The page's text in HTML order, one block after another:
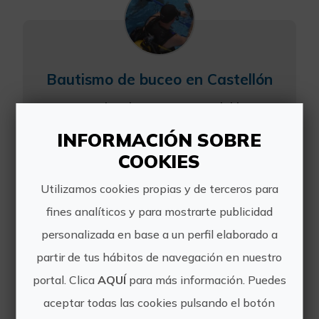
Bautismo de buceo en Castellón
Ven a probar la experiencia del buceo
Realizaremos la primera toma de
contacto en piscina, y si te sientes
seguro, pasaremos al mar.
Incluye todo lo neces...
INFORMACIÓN SOBRE
COOKIES
Utilizamos cookies propias y de terceros para
fines analíticos y para mostrarte publicidad
personalizada en base a un perfil elaborado a
partir de tus hábitos de navegación en nuestro
portal. Clica AQUÍpara más información. Puedes
aceptar todas las cookies pulsando el botón